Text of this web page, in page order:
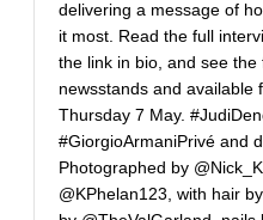
delivering a message of
it most. Read the full
the link in bio, and see
newsstands and available
Thursday 7 May.
#GiorgioArmaniPrivé and
Photographed by
@KPhelan123, with hair